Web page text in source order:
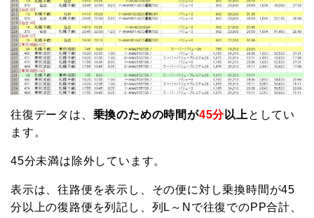
往復データは、 乗換のための時間が45分以上 としてい
ます。
45分未満は除外しています。
表示は、往路便を表示し、その便に対し乗換時間が45
分以上の復路便を列記し、列L～Nで往復でのPP合計、